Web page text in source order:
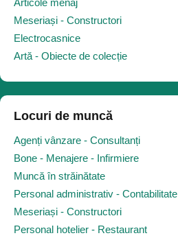
Articole menaj
Meseriași - Constructori
Electrocasnice
Artă - Obiecte de colecție
Locuri de muncă
Agenți vânzare - Consultanți
Bone - Menajere - Infirmiere
Muncă în străinătate
Personal administrativ - Contabilitate
Meseriași - Constructori
Personal hotelier - Restaurant